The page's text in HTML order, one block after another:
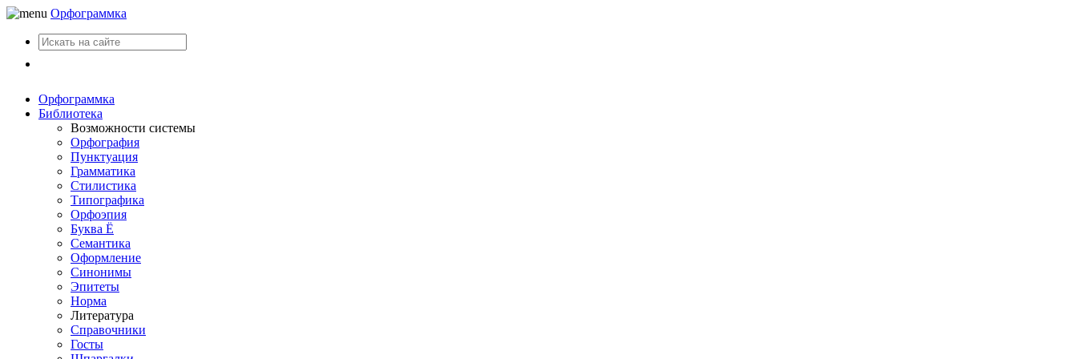
Орфограммка
Орфограммка
Библиотека
Возможности системы
Орфография
Пунктуация
Грамматика
Стилистика
Типографика
Орфоэпия
Буква Ё
Семантика
Оформление
Синонимы
Эпитеты
Норма
Литература
Справочники
Госты